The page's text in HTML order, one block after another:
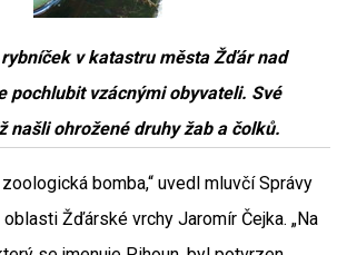
v katastru města Žďár nad
pochlubit vzácnými obyvateli. Své
našli ohrožené druhy žab a čolků.
bomba,“ uvedl mluvčí Správy
oblasti Žďárské vrchy Jaromír Čejka. „Na